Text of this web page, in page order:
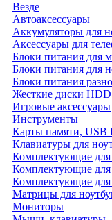
Везде
Автоаксессуары
Аккумуляторы для
Аксессуары для
Блоки питания для
Блоки питания для
Блоки питания
Жесткие диски
Игровые аксессуары
Инструменты
Карты памяти, USB
Клавиатуры для
Комплектующие для
Комплектующие для
Комплектующие для
Матрицы для
Мониторы